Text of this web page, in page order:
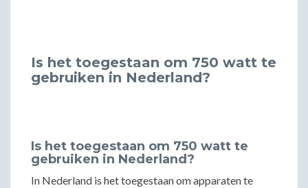
Is het toegestaan om 750 watt te
gebruiken in Nederland?
Is het toegestaan om 750 watt te
gebruiken in Nederland?
In Nederland is het toegestaan om apparaten te